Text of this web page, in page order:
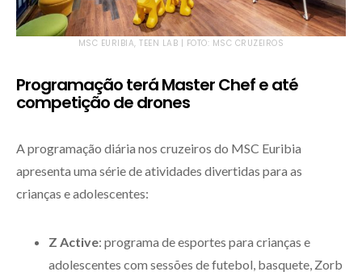
MSC EURIBIA, TEEN LAB | FOTO: MSC CRUZEIROS
Programação terá Master Chef e até
competição de drones
A programação diária nos cruzeiros do MSC Euribia
apresenta uma série de atividades divertidas para as
crianças e adolescentes:
Z Active: programa de esportes para crianças e
adolescentes com sessões de futebol, basquete, Zorb